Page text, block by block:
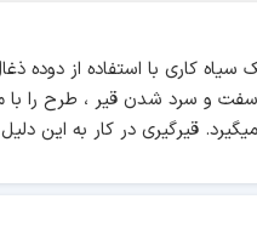
در این اثر از تکنیک سیاه کاری با
سفت و سرد شدن قیر ، طرح را
میگیرد. قیرگیری در کار به